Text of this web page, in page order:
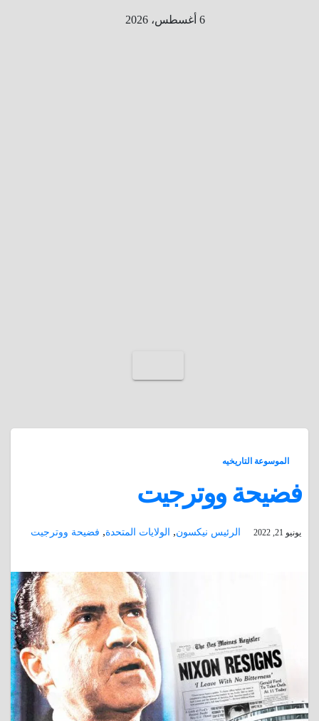
6 أغسطس، 2026
الموسوعة التاريخيه
فضيحة ووترجيت
يونيو 21, 2022 الرئيس نيكسون, الولايات المتحدة, فضيحة ووترجيت